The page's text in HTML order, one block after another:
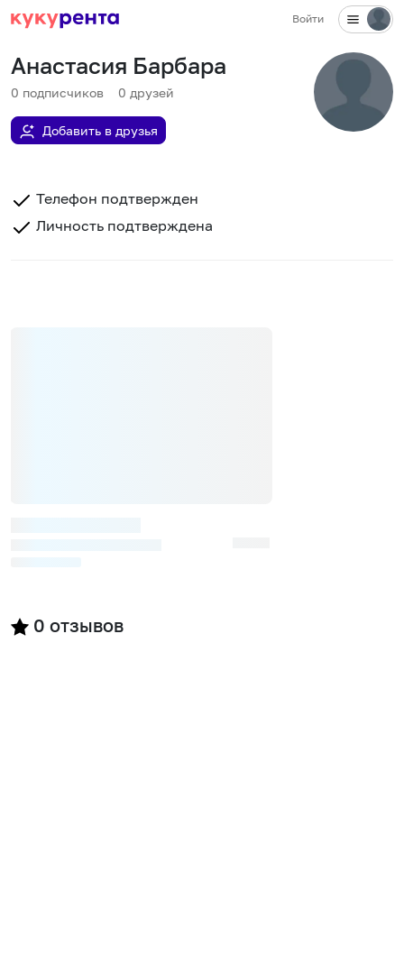
Войти
Анастасия Барбара
0 подписчиков 0 друзей
Добавить в друзья
Телефон подтвержден
Личность подтверждена
0 отзывов